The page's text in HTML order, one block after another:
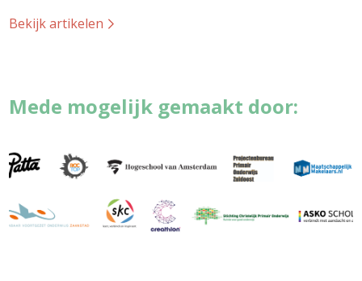
Bekijk artikelen
Mede mogelijk gemaakt door: